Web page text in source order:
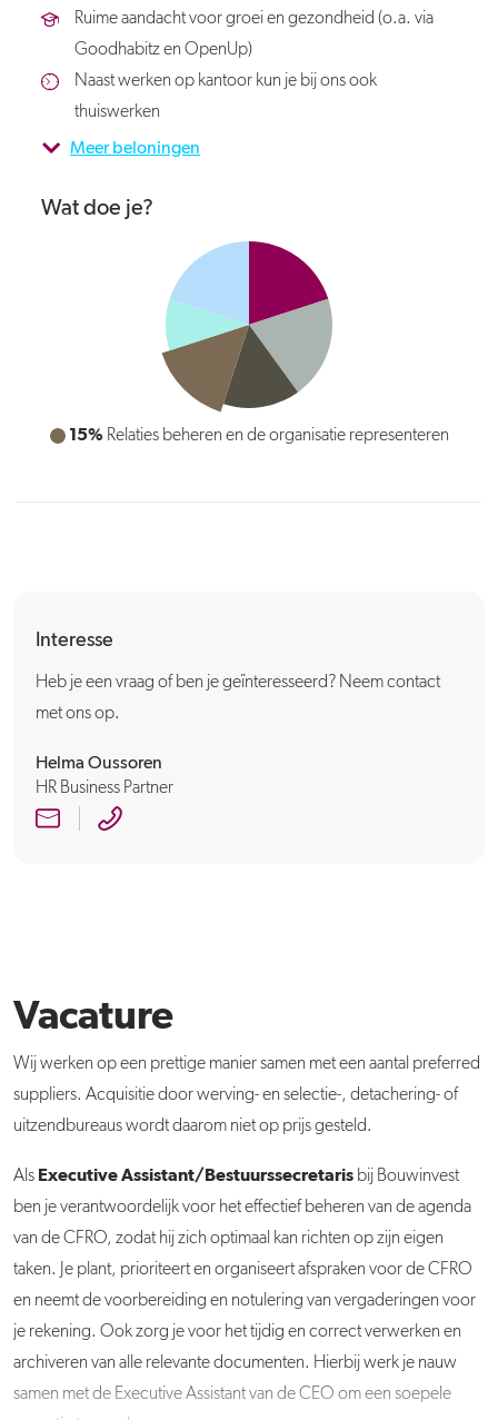
Ruime aandacht voor groei en gezondheid (o.a. via
Goodhabitz en OpenUp)
Naast werken op kantoor kun je bij ons ook
thuiswerken
Meer beloningen
Wat doe je?
15% Relaties beheren en de organisatie representeren
10%Document management uitvoeren
Interesse
Heb je een vraag of ben je geïnteresseerd? Neem contact
met ons op.
Helma Oussoren
HR Business Partner
Vacature
Wij werken op een prettige manier samen met een aantal preferred
suppliers. Acquisitie door werving- en selectie-, detachering- of
uitzendbureaus wordt daarom niet op prijs gesteld.
Als Executive Assistant/Bestuurssecretaris bij Bouwinvest
ben je verantwoordelijk voor het effectief beheren van de agenda
van de CFRO, zodat hij zich optimaal kan richten op zijn eigen
taken. Je plant, prioriteert en organiseert afspraken voor de CFRO
en neemt de voorbereiding en notulering van vergaderingen voor
je rekening. Ook zorg je voor het tijdig en correct verwerken en
archiveren van alle relevante documenten. Hierbij werk je nauw
samen met de Executive Assistant van de CEO om een soepele